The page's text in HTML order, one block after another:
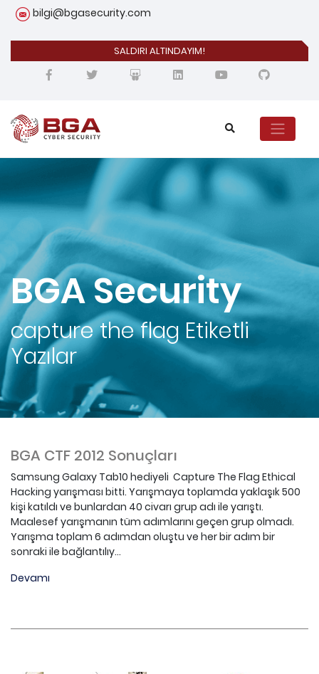
bilgi@bgasecurity.com
SALDIRI ALTINDAYIM!
BGA Security
capture the flag Etiketli
Yazılar
BGA CTF 2012 Sonuçları
Samsung Galaxy Tab10 hediyeli Capture The Flag Ethical
Hacking yarışması bitti. Yarışmaya toplamda yaklaşık 500
kişi katıldı ve bunlardan 40 civarı grup adı ile yarıştı.
Maalesef yarışmanın tüm adımlarını geçen grup olmadı.
Yarışma toplam 6 adımdan oluştu ve her bir adım bir
sonraki ile bağlantılıy...
Devamı